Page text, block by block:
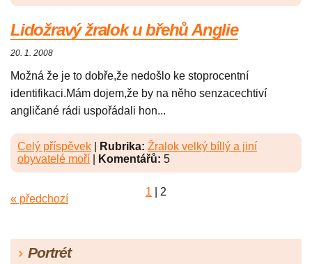
Lidožravý žralok u břehů Anglie
20. 1. 2008
Možná že je to dobře,že nedošlo ke stoprocentní
identifikaci.Mám dojem,že by na něho senzacechtiví
angličané rádi uspořádali hon...
Celý příspěvek Rubrika: Žralok velký bíllý a jiní
obyvatelé moří
Komentářů: 5
« předchozí
1 2
Portrét